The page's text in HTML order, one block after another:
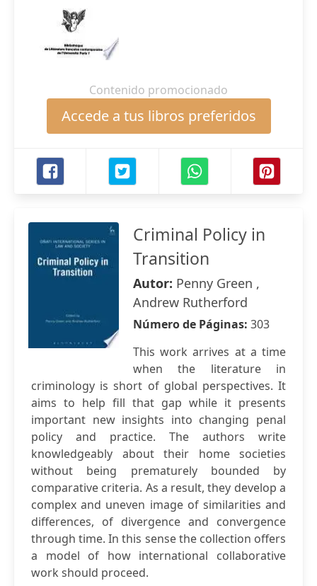
Contenido promocionado
Accede a tus libros preferidos
Criminal Policy in
Transition
Autor: Penny Green ,
Andrew Rutherford
Número de Páginas: 303
This work arrives at a time
when the literature in
criminology is short of global perspectives. It
aims to help fill that gap while it presents
important new insights into changing penal
policy and practice. The authors write
knowledgeably about their home societies
without being prematurely bounded by
comparative criteria. As a result, they develop a
complex and uneven image of similarities and
differences, of divergence and convergence
through time. In this sense the collection offers
a model of how international collaborative
work should proceed.